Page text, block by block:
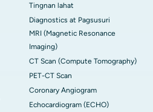
Tingnan lahat
Diagnostics at Pagsusuri
MRI (Magnetic Resonance
Imaging)
CT Scan (Compute Tomography)
PET-CT Scan
Coronary Angiogram
Echocardiogram (ECHO)